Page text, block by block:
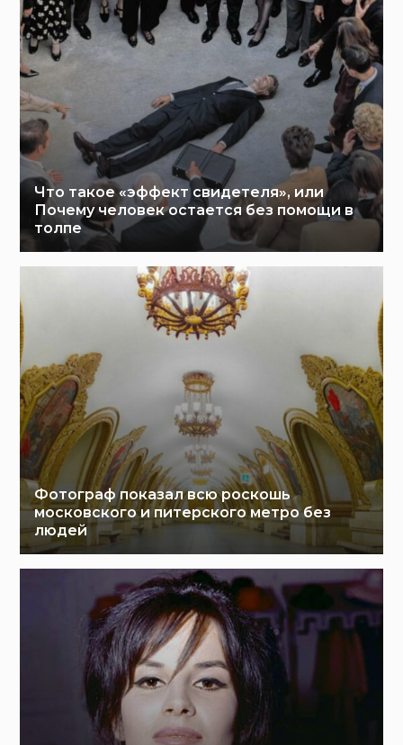
Что такое «эффект свидетеля», или
Почему человек остается без помощи в
толпе
Фотограф показал всю роскошь
московского и питерского метро без
людей